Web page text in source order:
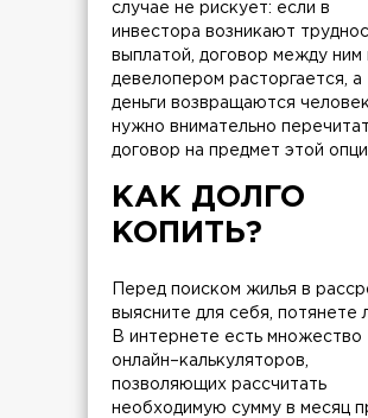
случае не рискует: если в
инвестора возникают
выплатой, договор между ним
девелопером расторгается, а
деньги возвращаются
нужно внимательно
договор на предмет этой
КАК ДОЛГО
КОПИТЬ?
Перед поиском жилья в
выясните для себя, потянете
В интернете есть множество
онлайн–калькуляторов,
позволяющих рассчитать
необходимую сумму в месяц